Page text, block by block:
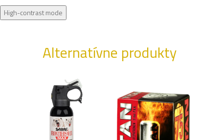
High-contrast mode
Alternatívne produkty